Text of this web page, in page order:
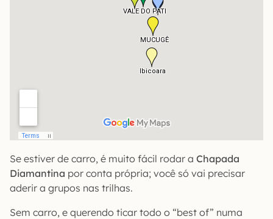
Se estiver de carro, é muito fácil rodar a Chapada
Diamantina por conta própria; você só vai precisar
aderir a grupos nas trilhas.
Sem carro, e querendo ticar todo o “best of” numa